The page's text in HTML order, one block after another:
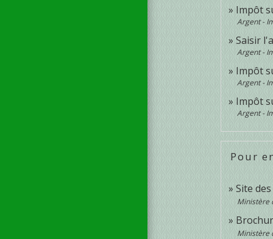
Impôt
Argent -
Saisir
Argent -
Impôt
Argent -
Impôt
Argent -
Pour
Site
Ministère
Ministère